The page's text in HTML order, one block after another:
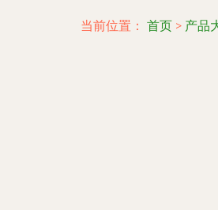
当前位置： 首页 > 产品